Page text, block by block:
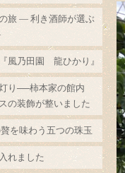
旅 ― 利き酒師が選ぶ
風乃田園 龍ひかり』
り──柿本家の館内
の装飾が整いました
を味わう五つの珠玉
れました